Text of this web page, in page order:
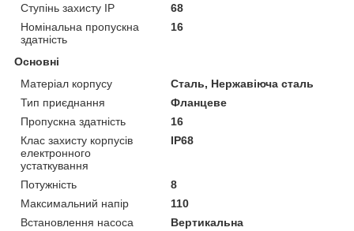
Ступінь захисту IP
68
Номінальна пропускна
здатність
16
Основні
Матеріал корпусу
Сталь, Нержавіюча сталь
Тип приєднання
Фланцеве
Пропускна здатність
16
Клас захисту корпусів
електронного
устаткування
IP68
Потужність
8
Максимальний напір
110
Встановлення насоса
Вертикальна